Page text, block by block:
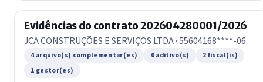
Evidências do contrato 202604280001/2026
JCA CONSTRUÇÕES E SERVIÇOS LTDA · 55604168****-06
4 arquivo(s) complementar(es) 0 aditivo(s)
2 fiscal(is)
1 gestor(es)